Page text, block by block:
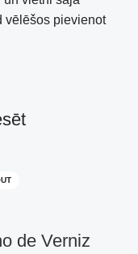
vēlēšos pievienot
de Verniz